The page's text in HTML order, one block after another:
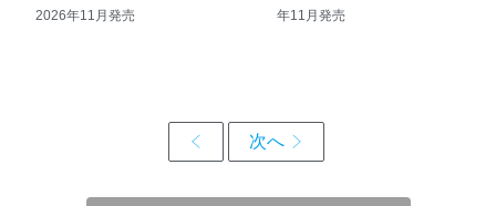
2026年11月発売 年11月発売